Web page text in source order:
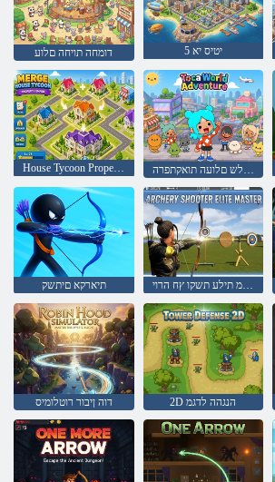
דומחה תויחה םלוע 5 יטיס יא
House Tycoon Property Empire גוזימ
תיארקא םיתשק רטסאמ תילע תשקו ץח הרוי
דוה ןיבור רוטלומיס 2D הנגהה לדגמ